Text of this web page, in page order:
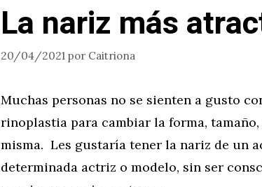
La nariz más
20/04/2021 por Caitriona
Muchas personas no se sienten a gusto
rinoplastia para cambiar la forma,
misma. Les gustaría tener la nariz de un
determinada actriz o modelo, sin ser